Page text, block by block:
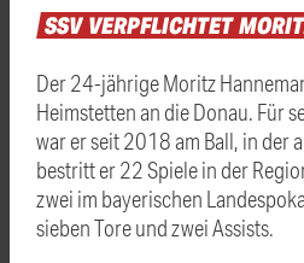
SSV VERPFLICHTET
Der 24-jährige Moritz
Heimstetten an die Donau. Für
war er seit 2018 am Ball, in der
bestritt er 22 Spiele in der
zwei im bayerischen
sieben Tore und zwei Assists.